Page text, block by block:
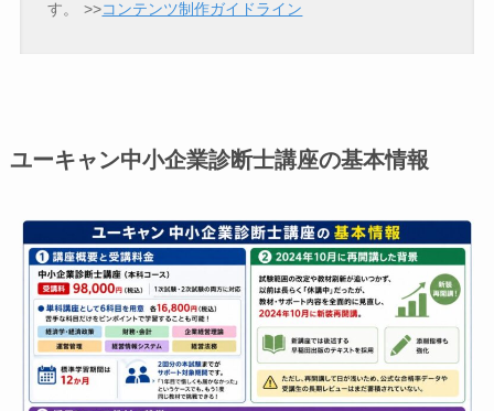
す。
>>コンテンツ制作ガイドライン
ユーキャン中小企業診断士講座の基本情報